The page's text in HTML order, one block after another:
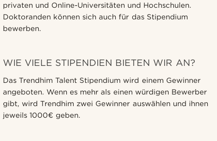
privaten und Online-Universitäten und Hochschulen.
Doktoranden können sich auch für das Stipendium
bewerben.
WIE VIELE STIPENDIEN BIETEN WIR AN?
Das Trendhim Talent Stipendium wird einem Gewinner
angeboten. Wenn es mehr als einen würdigen Bewerber
gibt, wird Trendhim zwei Gewinner auswählen und ihnen
jeweils 1000€ geben.